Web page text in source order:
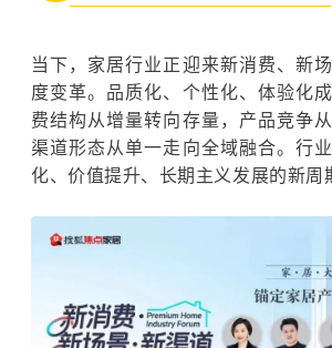
当下，家居行业正迎来新消费、新
度变革。品质化、个性化、体验化
费结构从增量转向存量，产品竞争
渠道形态从单一走向全域融合。行
化、价值提升、长期主义发展的新周